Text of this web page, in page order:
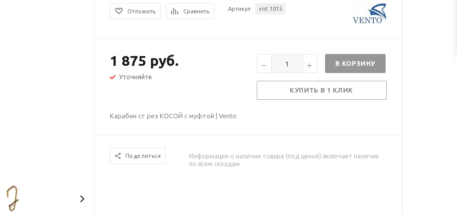
Отложить Сравнить Артикул vnt 1015
1 875 руб.
Уточняйте
В КОРЗИНУ
КУПИТЬ В 1 КЛИК
Карабин ст рез КОСОЙ с муфтой | Vento
Поделиться
Информация о наличии товара (под ценой) включает наличие
по всем складам.